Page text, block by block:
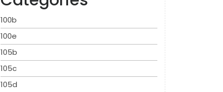
100b
100e
105b
105c
105d